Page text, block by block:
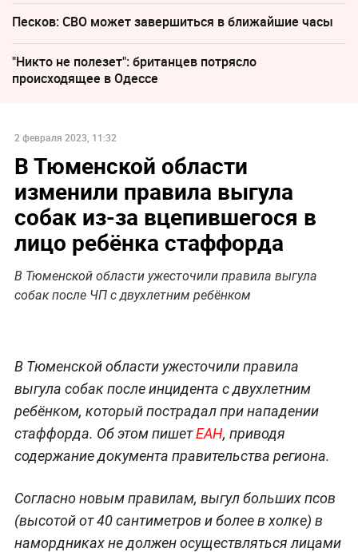
Песков: СВО может завершиться в ближайшие часы
"Никто не полезет": британцев потрясло
происходящее в Одессе
2 февраля 2023, 11:32
В Тюменской области
изменили правила выгула
собак из-за вцепившегося в
лицо ребёнка стаффорда
В Тюменской области ужесточили правила выгула
собак после ЧП с двухлетним ребёнком
В Тюменской области ужесточили правила
выгула собак после инцидента с двухлетним
ребёнком, который пострадал при нападении
стаффорда. Об этом пишетЕАН, приводя
содержание документа правительства региона.
Согласно новым правилам, выгул больших псов
(высотой от 40 сантиметров и более в холке) в
намордниках не должен осуществляться лицами